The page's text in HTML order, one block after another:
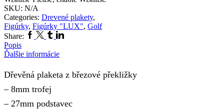
SKU: N/A
Categories: Drevené plakety,
Figúrky, Figúrky "LUX", Golf
Share: Facebook
Twitter
TumblrLinkedin
Popis
Ďalšie informácie
Dřevěná plaketa z březové překližky
– 8mm trofej
– 27mm podstavec